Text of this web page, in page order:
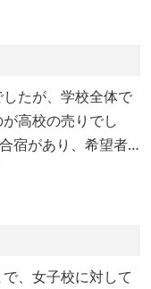
たが、学校全体で
高校の売りでし
宿があり、希望者…
、女子校に対して